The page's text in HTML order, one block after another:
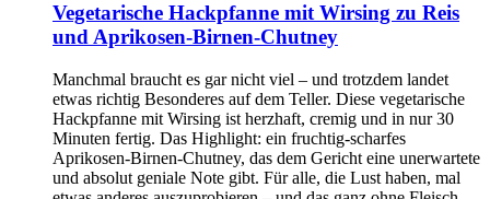
Vegetarische Hackpfanne mit Wirsing zu Reis
und Aprikosen-Birnen-Chutney
Manchmal braucht es gar nicht viel – und trotzdem landet
etwas richtig Besonderes auf dem Teller. Diese vegetarische
Hackpfanne mit Wirsing ist herzhaft, cremig und in nur 30
Minuten fertig. Das Highlight: ein fruchtig-scharfes
Aprikosen-Birnen-Chutney, das dem Gericht eine unerwartete
und absolut geniale Note gibt. Für alle, die Lust haben, mal